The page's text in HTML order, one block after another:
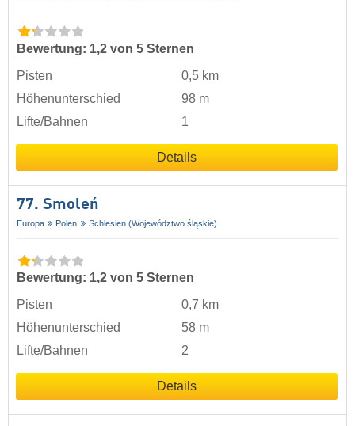
Bewertung: 1,2 von 5 Sternen
Pisten
0,5 km
Höhenunterschied
98 m
Lifte/Bahnen
1
Details
77. Smoleń
Europa Polen Schlesien (Województwo śląskie)
Bewertung: 1,2 von 5 Sternen
Pisten
0,7 km
Höhenunterschied
58 m
Lifte/Bahnen
2
Details